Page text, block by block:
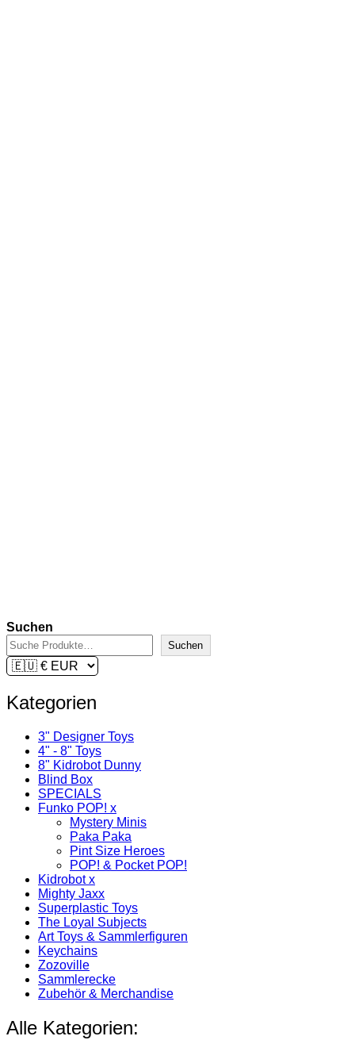
Suchen
Suchen
Kategorien
3" Designer Toys
4" - 8" Toys
8" Kidrobot Dunny
Blind Box
SPECIALS
Funko POP! x
Mystery Minis
Paka Paka
Pint Size Heroes
POP! & Pocket POP!
Kidrobot x
Mighty Jaxx
Superplastic Toys
The Loyal Subjects
Art Toys & Sammlerfiguren
Keychains
Zozoville
Sammlerecke
Zubehör & Merchandise
Alle Kategorien: